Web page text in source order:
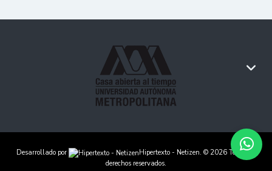
Desarrollado por Hipertexto - Netizen. © 2026 Todos los
derechos reservados.